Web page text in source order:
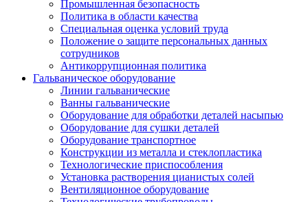
Промышленная безопасность
Политика в области качества
Специальная оценка условий труда
Положение о защите персональных данных
сотрудников
Антикоррупционная политика
Гальваническое оборудование
Линии гальванические
Ванны гальванические
Оборудование для обработки деталей насыпью
Оборудование для сушки деталей
Оборудование транспортное
Конструкции из металла и стеклопластика
Технологические приспособления
Установка растворения цианистых солей
Вентиляционное оборудование